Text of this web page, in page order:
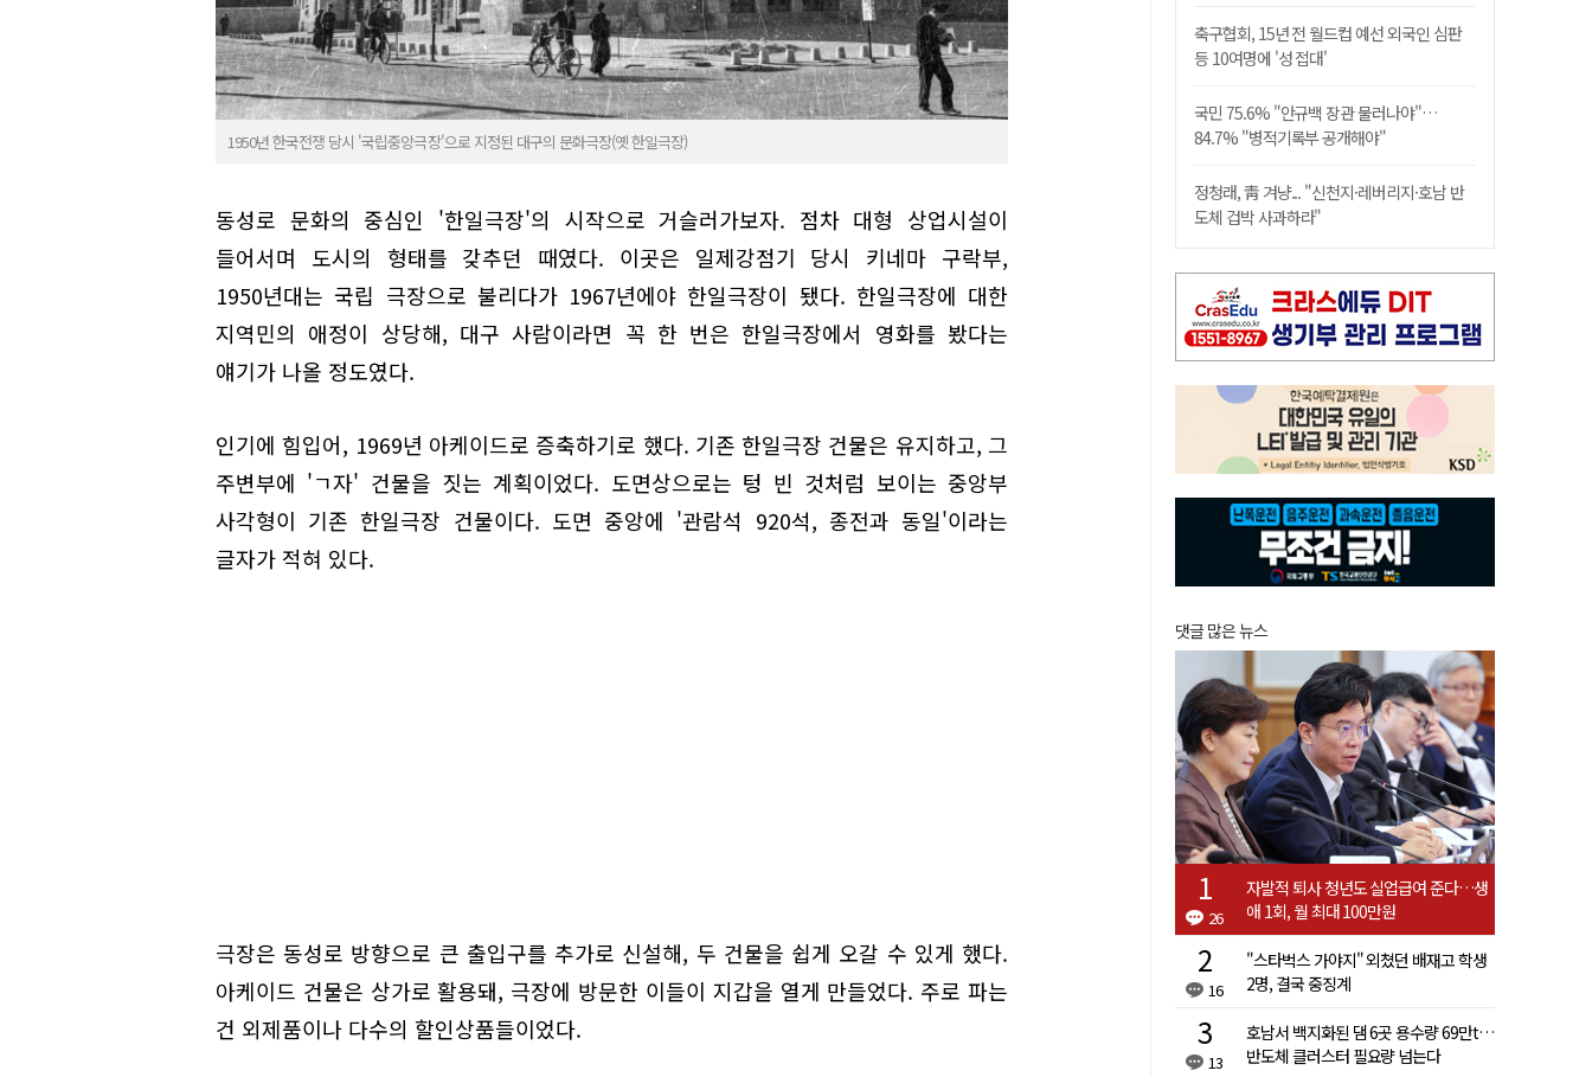
1950년 한국전쟁 당시 '국립중앙극장'으로 지정된 대구의 문화극장(옛 한일극장)
동성로 문화의 중심인 '한일극장'의 시작으로 거슬러가보자. 점차 대형 상업시설이
들어서며 도시의 형태를 갖추던 때였다. 이곳은 일제강점기 당시 키네마 구락부,
1950년대는 국립 극장으로 불리다가 1967년에야 한일극장이 됐다. 한일극장에 대한
지역민의 애정이 상당해, 대구 사람이라면 꼭 한 번은 한일극장에서 영화를 봤다는
얘기가 나올 정도였다.
인기에 힘입어, 1969년 아케이드로 증축하기로 했다. 기존 한일극장 건물은 유지하고, 그
주변부에 'ㄱ자' 건물을 짓는 계획이었다. 도면상으로는 텅 빈 것처럼 보이는 중앙부
사각형이 기존 한일극장 건물이다. 도면 중앙에 '관람석 920석, 종전과 동일'이라는
글자가 적혀 있다.
극장은 동성로 방향으로 큰 출입구를 추가로 신설해, 두 건물을 쉽게 오갈 수 있게 했다.
아케이드 건물은 상가로 활용돼, 극장에 방문한 이들이 지갑을 열게 만들었다. 주로 파는
건 외제품이나 다수의 할인상품들이었다.
축구협회, 15년 전 월드컵 예선 외국인 심판
등 10여명에 '성 접대'
국민 75.6% "안규백 장관 물러나야"…
84.7% "병적기록부 공개해야"
정청래, 靑 겨냥... "신천지·레버리지·호남 반
도체 겁박 사과하라"
댓글 많은 뉴스
26
자발적 퇴사 청년도 실업급여 준다…생
애 1회, 월 최대 100만원
16
"스타벅스 가야지" 외쳤던 배재고 학생
2명, 결국 중징계
13
호남서 백지화된 댐 6곳 용수량 69만t…
반도체 클러스터 필요량 넘는다